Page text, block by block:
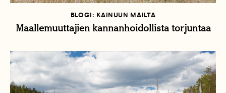
BLOGI: KAINUUN MAILTA
Maallemuuttajien kannanhoidollista torjuntaa